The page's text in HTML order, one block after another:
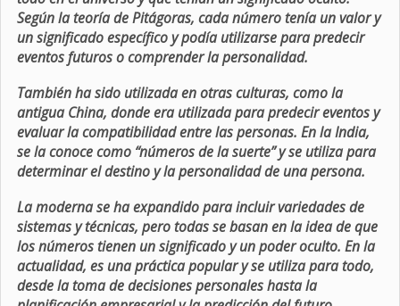
Según la teoría de Pitágoras, cada número tenía un valor y
un significado específico y podía utilizarse para predecir
eventos futuros o comprender la personalidad.
También ha sido utilizada en otras culturas, como la
antigua China, donde era utilizada para predecir eventos y
evaluar la compatibilidad entre las personas. En la India,
se la conoce como “números de la suerte” y se utiliza para
determinar el destino y la personalidad de una persona.
La moderna se ha expandido para incluir variedades de
sistemas y técnicas, pero todas se basan en la idea de que
los números tienen un significado y un poder oculto. En la
actualidad, es una práctica popular y se utiliza para todo,
desde la toma de decisiones personales hasta la